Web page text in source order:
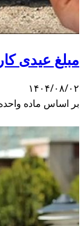
مبلغ عیدی
۱۴۰۴/۰۸/۰۲
بر اساس ماده واحده قانون کار عیدی کارگران